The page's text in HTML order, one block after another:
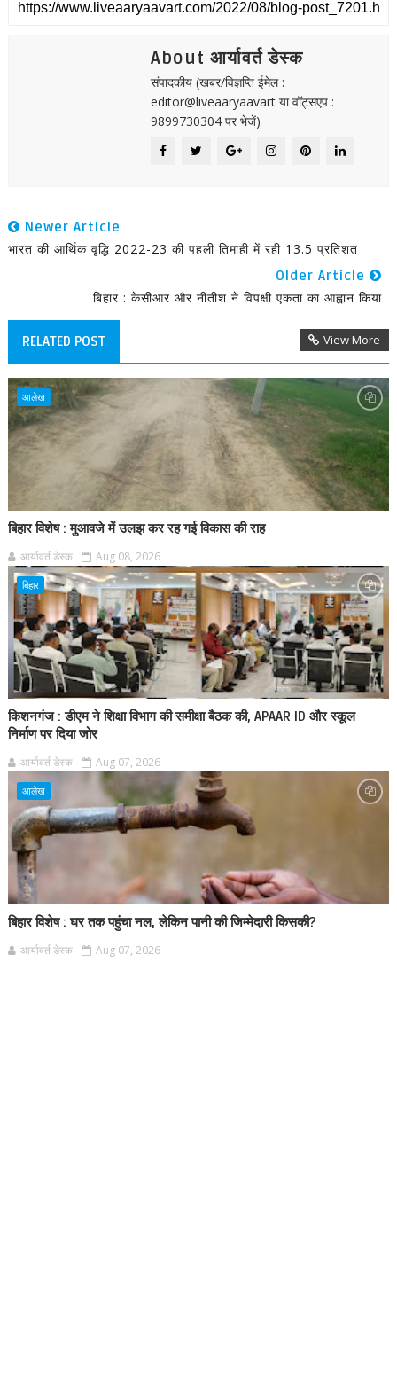
About आर्यावर्त डेस्क
संपादकीय (खबर/विज्ञप्ति ईमेल :
editor@liveaaryaavart या वॉट्सएप :
9899730304 पर भेजें)
Newer Article
भारत की आर्थिक वृद्धि 2022-23 की पहली तिमाही में रही 13.5 प्रतिशत
Older Article
बिहार : केसीआर और नीतीश ने विपक्षी एकता का आह्वान किया
RELATED POST View More
आलेख
बिहार विशेष : मुआवजे में उलझ कर रह गई विकास की राह
आर्यावर्त डेस्क Aug 08, 2026
बिहार
किशनगंज : डीएम ने शिक्षा विभाग की समीक्षा बैठक की, APAAR ID और स्कूल
निर्माण पर दिया जोर
आर्यावर्त डेस्क Aug 07, 2026
आलेख
बिहार विशेष : घर तक पहुंचा नल, लेकिन पानी की जिम्मेदारी किसकी?
आर्यावर्त डेस्क Aug 07, 2026